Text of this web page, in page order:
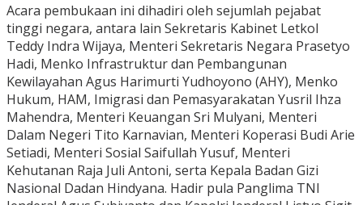
Acara pembukaan ini dihadiri oleh sejumlah pejabat
tinggi negara, antara lain Sekretaris Kabinet Letkol
Teddy Indra Wijaya, Menteri Sekretaris Negara Prasetyo
Hadi, Menko Infrastruktur dan Pembangunan
Kewilayahan Agus Harimurti Yudhoyono (AHY), Menko
Hukum, HAM, Imigrasi dan Pemasyarakatan Yusril Ihza
Mahendra, Menteri Keuangan Sri Mulyani, Menteri
Dalam Negeri Tito Karnavian, Menteri Koperasi Budi Arie
Setiadi, Menteri Sosial Saifullah Yusuf, Menteri
Kehutanan Raja Juli Antoni, serta Kepala Badan Gizi
Nasional Dadan Hindyana. Hadir pula Panglima TNI